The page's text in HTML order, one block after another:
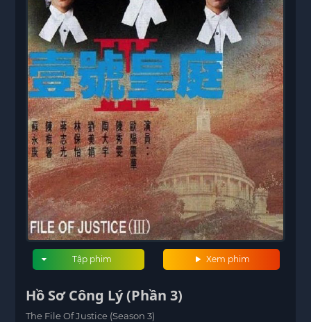
Xem phim
Tập phim
Hồ Sơ Công Lý (Phần 3)
The File Of Justice (Season 3)